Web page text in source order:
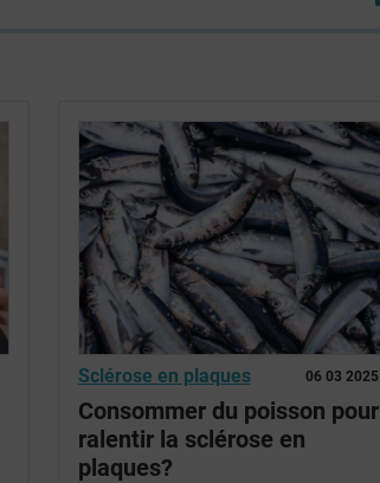
06 03 2025
Sclérose en plaques
Consommer du poisson pour
ralentir la sclérose en
plaques?